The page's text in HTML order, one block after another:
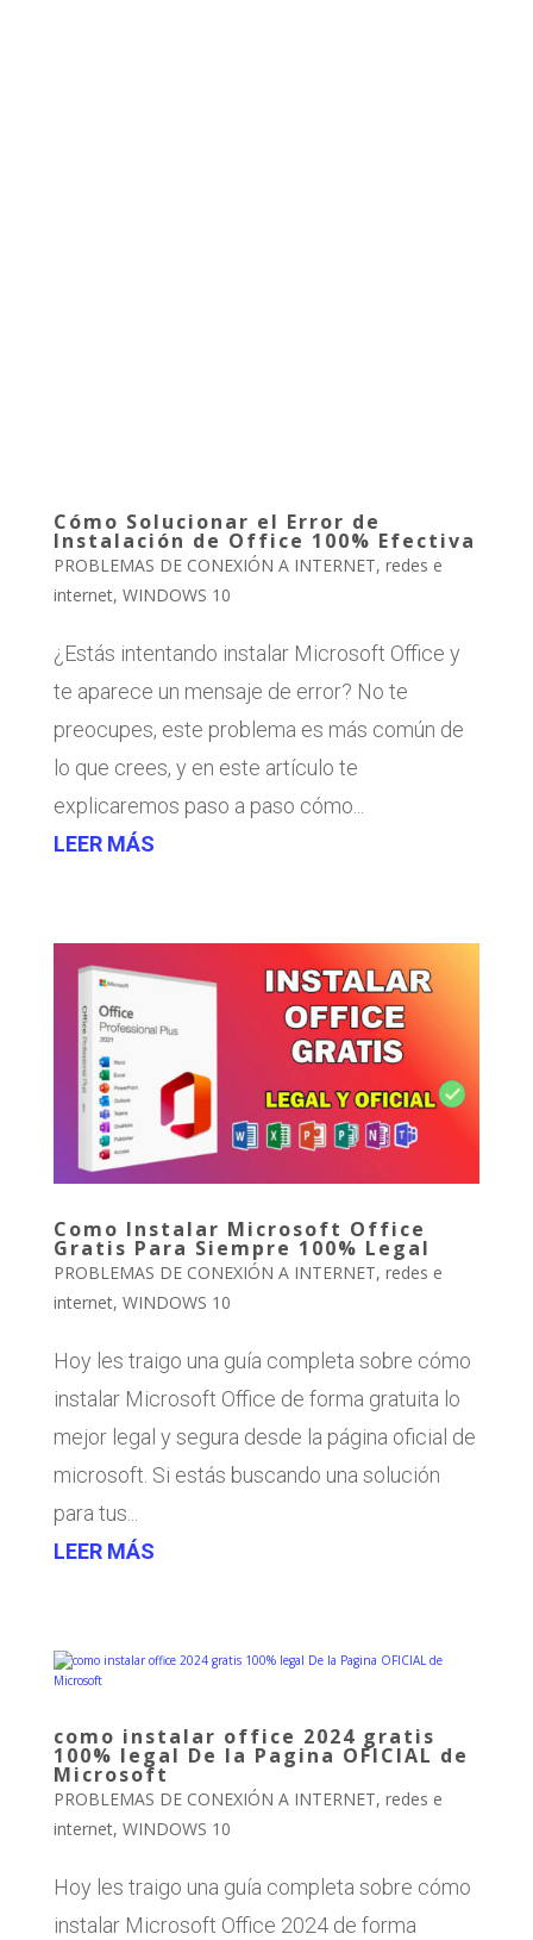
Cómo Solucionar el Error de
Instalación de Office 100% Efectiva
PROBLEMAS DE CONEXIÓN A INTERNET, redes e
internet, WINDOWS 10
¿Estás intentando instalar Microsoft Office y
te aparece un mensaje de error? No te
preocupes, este problema es más común de
lo que crees, y en este artículo te
explicaremos paso a paso cómo...
LEER MÁS
Como Instalar Microsoft Office
Gratis Para Siempre 100% Legal
PROBLEMAS DE CONEXIÓN A INTERNET, redes e
internet, WINDOWS 10
Hoy les traigo una guía completa sobre cómo
instalar Microsoft Office de forma gratuita lo
mejor legal y segura desde la página oficial de
microsoft. Si estás buscando una solución
para tus...
LEER MÁS
como instalar office 2024 gratis
100% legal De la Pagina OFICIAL de
Microsoft
PROBLEMAS DE CONEXIÓN A INTERNET, redes e
internet, WINDOWS 10
Hoy les traigo una guía completa sobre cómo
instalar Microsoft Office 2024 de forma